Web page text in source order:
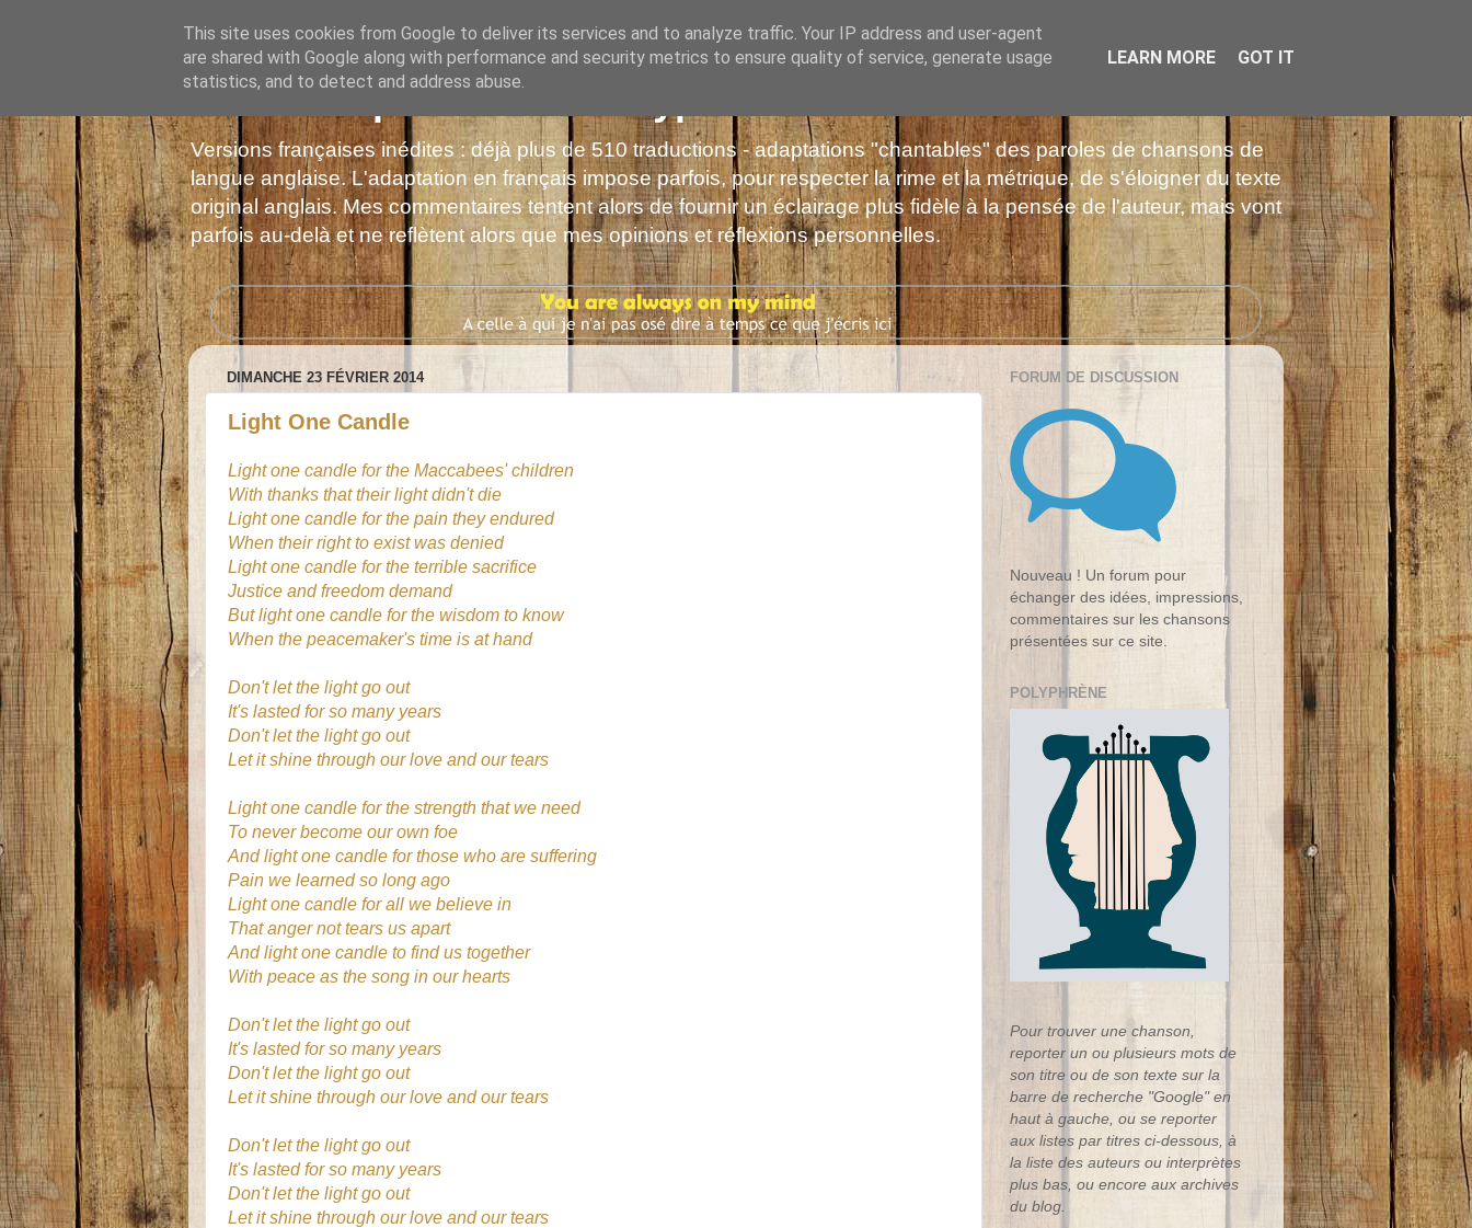
Les Monophonies de Polyphrène
Versions françaises inédites : déjà plus de 510 traductions - adaptations "chantables" des paroles de chansons de
langue anglaise. L'adaptation en français impose parfois, pour respecter la rime et la métrique, de s'éloigner du texte
original anglais. Mes commentaires tentent alors de fournir un éclairage plus fidèle à la pensée de l'auteur, mais vont
parfois au-delà et ne reflètent alors que mes opinions et réflexions personnelles.
DIMANCHE 23 FÉVRIER 2014
Light One Candle
Light one candle for the Maccabees' children
With thanks that their light didn't die
Light one candle for the pain they endured
When their right to exist was denied
Light one candle for the terrible sacrifice
Justice and freedom demand
But light one candle for the wisdom to know
When the peacemaker's time is at hand
Don't let the light go out
It's lasted for so many years
Don't let the light go out
Let it shine through our love and our tears
Light one candle for the strength that we need
To never become our own foe
And light one candle for those who are suffering
Pain we learned so long ago
Light one candle for all we believe in
That anger not tears us apart
And light one candle to find us together
With peace as the song in our hearts
Don't let the light go out
It's lasted for so many years
Don't let the light go out
Let it shine through our love and our tears
Don't let the light go out
It's lasted for so many years
Don't let the light go out
Let it shine through our love and our tears
FORUM DE DISCUSSION
Nouveau ! Un forum pour
échanger des idées, impressions,
commentaires sur les chansons
présentées sur ce site.
POLYPHRÈNE
Pour trouver une chanson,
reporter un ou plusieurs mots de
son titre ou de son texte sur la
barre de recherche "Google" en
haut à gauche, ou se reporter
aux listes par titres ci-dessous, à
la liste des auteurs ou interprètes
plus bas, ou encore aux archives
du blog.
This site uses cookies from Google to deliver its services and to analyze traffic. Your IP address and user-agent
are shared with Google along with performance and security metrics to ensure quality of service, generate usage
statistics, and to detect and address abuse.
LEARN MORE GOT IT